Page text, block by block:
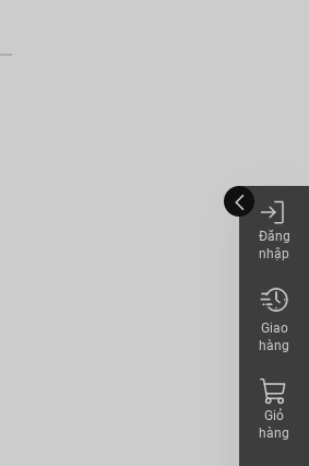
Đăng
nhập
Giao
hàng
Giỏ
hàng